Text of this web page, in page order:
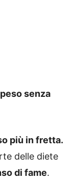
senza
più in fretta.
delle diete
di fame.